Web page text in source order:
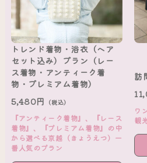
トレンド着物・浴衣（ヘア
セット込み）プラン（レー
ス着物・アンティーク着
物・プレミアム着物）
5,480円 （税込）
『アンティーク着物』、『レース
着物』、『プレミアム着物』の中
から選べる京越（きょうえつ）一
番人気のプラン
訪
ワ
観